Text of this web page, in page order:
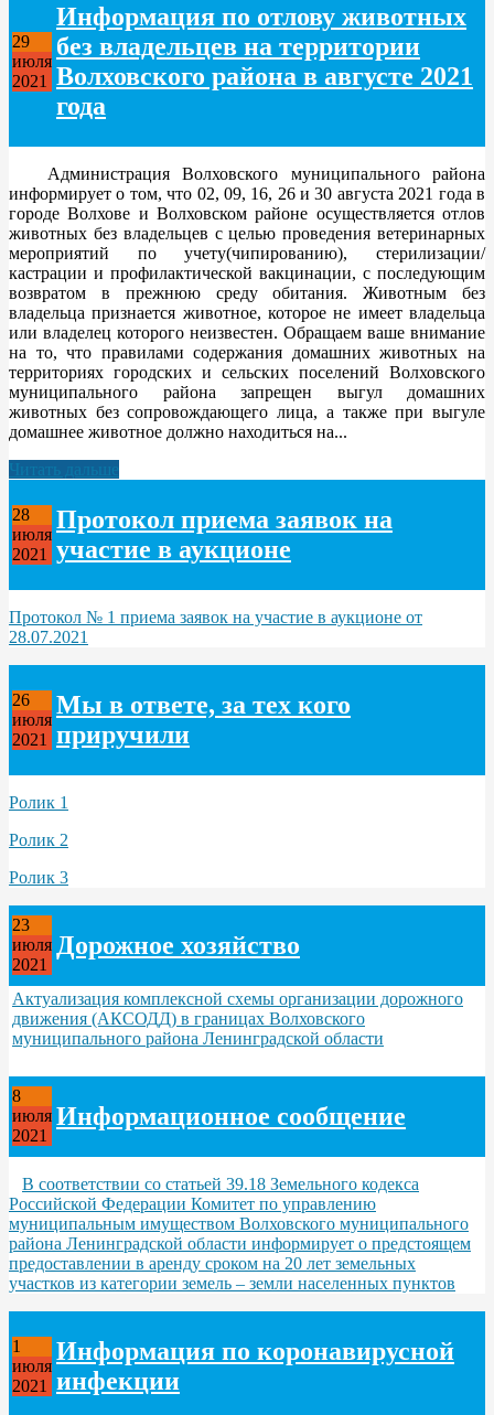
29
июля
2021
Информация по отлову животных
без владельцев на территории
Волховского района в августе 2021
года
Администрация Волховского муниципального района
информирует о том, что 02, 09, 16, 26 и 30 августа 2021 года в
городе Волхове и Волховском районе осуществляется отлов
животных без владельцев с целью проведения ветеринарных
мероприятий по учету(чипированию), стерилизации/
кастрации и профилактической вакцинации, с последующим
возвратом в прежнюю среду обитания. Животным без
владельца признается животное, которое не имеет владельца
или владелец которого неизвестен. Обращаем ваше внимание
на то, что правилами содержания домашних животных на
территориях городских и сельских поселений Волховского
муниципального района запрещен выгул домашних
животных без сопровождающего лица, а также при выгуле
домашнее животное должно находиться на...
Читать дальше
28
июля
2021
Протокол приема заявок на
участие в аукционе
Протокол № 1 приема заявок на участие в аукционе от
28.07.2021
26
июля
2021
Мы в ответе, за тех кого
приручили
Ролик 1
Ролик 2
Ролик 3
23
июля
2021
Дорожное хозяйство
Актуализация комплексной схемы организации дорожного
движения (АКСОДД) в границах Волховского
муниципального района Ленинградской области
8
июля
2021
Информационное сообщение
В соответствии со статьей 39.18 Земельного кодекса
Российской Федерации Комитет по управлению
муниципальным имуществом Волховского муниципального
района Ленинградской области информирует о предстоящем
предоставлении в аренду сроком на 20 лет земельных
участков из категории земель – земли населенных пунктов
1
июля
2021
Информация по коронавирусной
инфекции